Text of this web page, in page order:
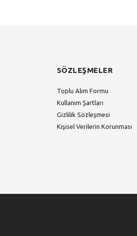
SÖZLEŞMELER
Toplu Alım Formu
Kullanım Şartları
Gizlilik Sözleşmesi
Kişisel Verilerin Korunması